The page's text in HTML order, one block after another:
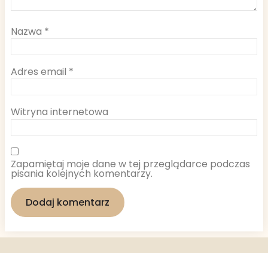
Nazwa *
Adres email *
Witryna internetowa
Zapamiętaj moje dane w tej przeglądarce podczas
pisania kolejnych komentarzy.